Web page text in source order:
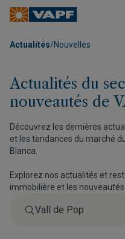
Actualités/Nouvelles
Actualités du
nouveautés de
Découvrez les dernières
et les tendances du marché
Blanca.
Explorez nos actualités et
immobilière et les nouveautés